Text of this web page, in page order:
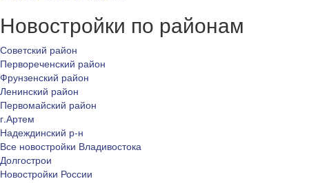
Новостройки по районам
Советский район
Первореченский район
Фрунзенский район
Ленинский район
Первомайский район
г.Артем
Надеждинский р-н
Все новостройки Владивостока
Долгострои
Новостройки России